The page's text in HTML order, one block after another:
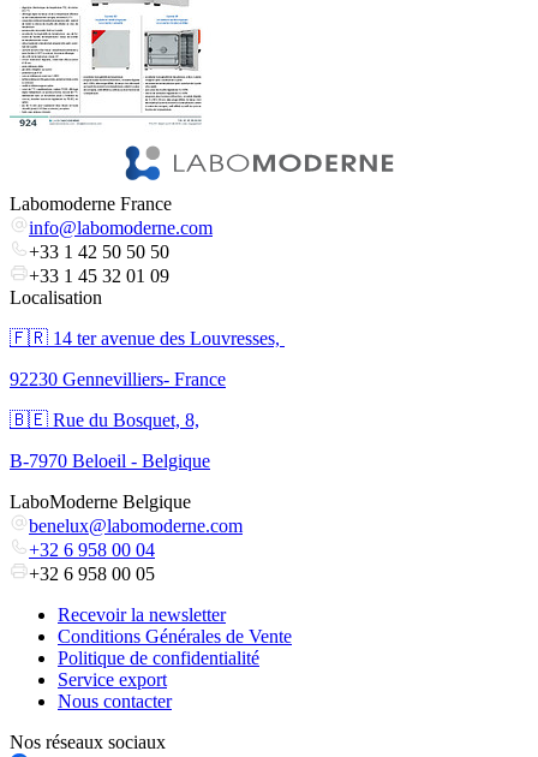
Labomoderne France
info@labomoderne.com
+33 1 42 50 50 50
+33 1 45 32 01 09
Localisation
🇫🇷 ​14 ter avenue des Louvresses,
92230 Gennevilliers- France
🇧🇪 Rue du Bosquet, 8,
B-7970 Beloeil - Belgique
LaboModerne Belgique
benelux@labomoderne.com
+32 6 958 00 04
+32 6 958 00 05
Recevoir la newsletter
Conditions Générales de Vente
Politique de confidentialité
Service export
Nous contacter
Nos réseaux sociaux